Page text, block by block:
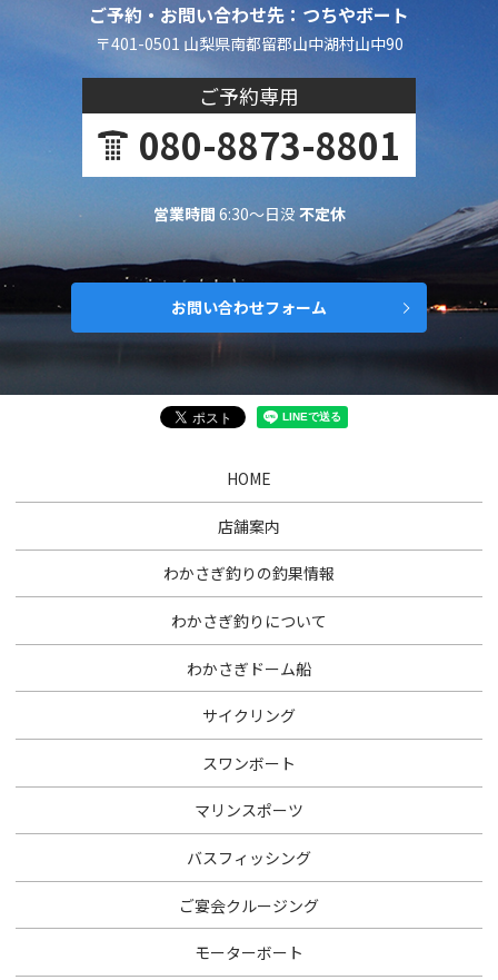
ご予約・お問い合わせ先：つちやボート
〒401-0501 山梨県南都留郡山中湖村山中90
ご予約専用
080-8873-8801
営業時間 6:30～日没 不定休
お問い合わせフォーム
HOME
店舗案内
わかさぎ釣りの釣果情報
わかさぎ釣りについて
わかさぎドーム船
サイクリング
スワンボート
マリンスポーツ
バスフィッシング
ご宴会クルージング
モーターボート